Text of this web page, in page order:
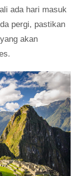
ada hari masuk
pergi, pastikan
akan